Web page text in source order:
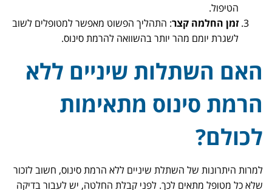
הטיפול.
זמן החלמה קצר: התהליך הפשוט מאפשר למטופלים לשוב
לשגרת יומם מהר יותר בהשוואה להרמת סינוס.
האם השתלות שיניים ללא
הרמת סינוס מתאימות
לכולם?
למרות היתרונות של השתלת שיניים ללא הרמת סינוס, חשוב לזכור
שלא כל מטופל מתאים לכך. לפני קבלת החלטה, יש לעבור בדיקה